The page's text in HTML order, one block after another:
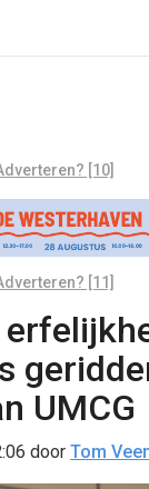
[10]
[11]
UMCG
door Tom